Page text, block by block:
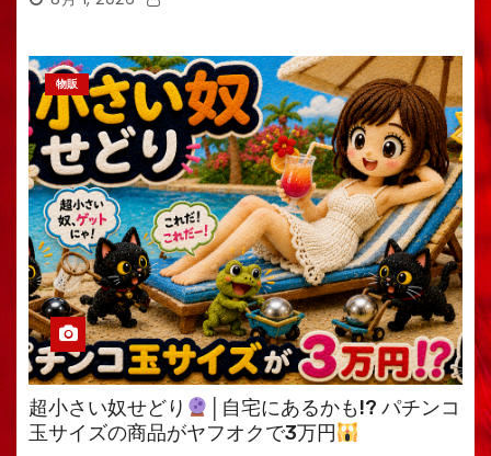
物販
超小さい奴せどり
│自宅にあるかも!? パチンコ
玉サイズの商品がヤフオクで3万円